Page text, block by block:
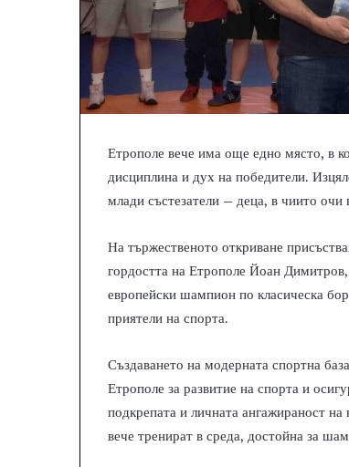
Етрополе вече има още едно място, в
дисциплина и дух на победители.
млади състезатели – деца, в чиито
На тържественото откриване
гордостта на Етрополе Йоан
европейски шампион по класическа
приятели на спорта.
Създаването на модерната спортна
Етрополе за развитие на спорта и
подкрепата и личната ангажираност
вече тренират в среда, достойна за